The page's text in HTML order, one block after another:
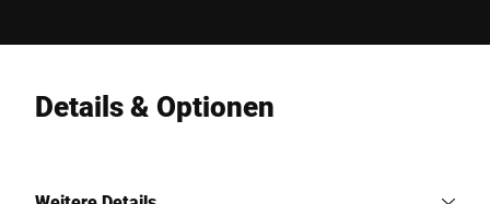
Details & Optionen